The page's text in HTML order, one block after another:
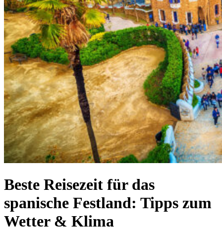
Beste Reisezeit für das
spanische Festland: Tipps zum
Wetter & Klima